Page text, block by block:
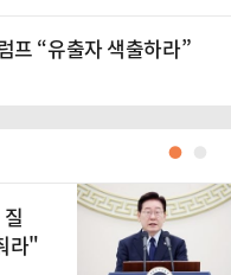
프 “유출자 색출하라”
●
라"